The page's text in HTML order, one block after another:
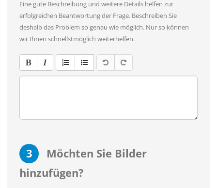
Eine gute Beschreibung und weitere Details helfen zur
erfolgreichen Beantwortung der Frage. Beschreiben Sie
deshalb das Problem so genau wie möglich. Nur so können
wir Ihnen schnellstmöglich weiterhelfen.
3
Möchten Sie Bilder
hinzufügen?